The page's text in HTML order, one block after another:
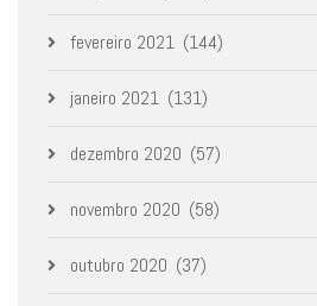
fevereiro 2021 (144)
janeiro 2021 (131)
dezembro 2020 (57)
novembro 2020 (58)
outubro 2020 (37)